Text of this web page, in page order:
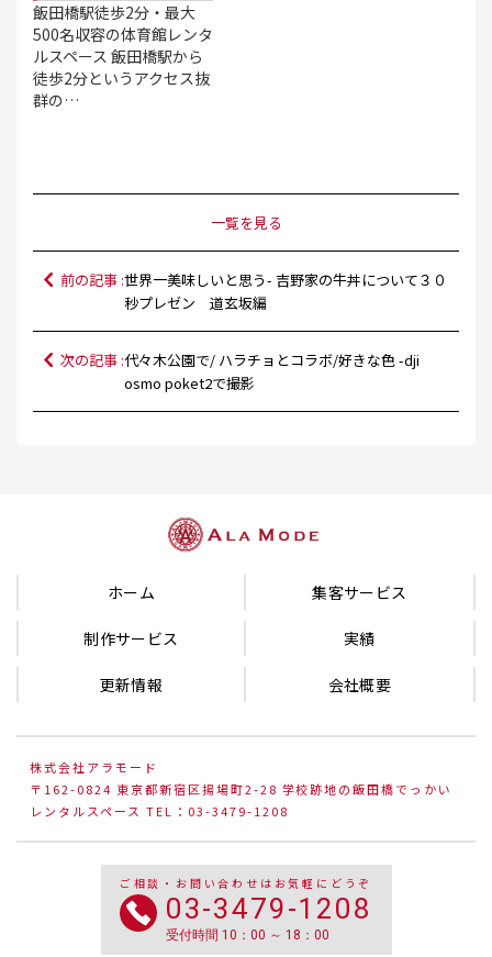
飯田橋駅徒歩2分・最大
500名収容の体育館レンタ
ルスペース 飯田橋駅から
徒歩2分というアクセス抜
群の…
一覧を見る
前の記事 :世界一美味しいと思う- 吉野家の牛丼について３０
秒プレゼン 道玄坂編
次の記事 :代々木公園で/ ハラチョとコラボ/好きな色 -dji
osmo poket2で撮影
ホーム 集客サービス
制作サービス 実績
更新情報 会社概要
株式会社アラモード
〒162-0824 東京都新宿区揚場町2-28 学校跡地の飯田橋でっかい
レンタルスペース TEL：03-3479-1208
ご相談・お問い合わせはお気軽にどうぞ
03-3479-1208
受付時間 10：00 ～ 18：00